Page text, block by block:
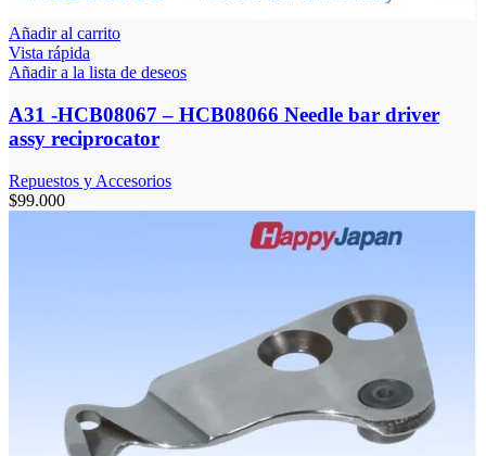
Añadir al carrito
Vista rápida
Añadir a la lista de deseos
A31 -HCB08067 – HCB08066 Needle bar driver
assy reciprocator
Repuestos y Accesorios
$99.000